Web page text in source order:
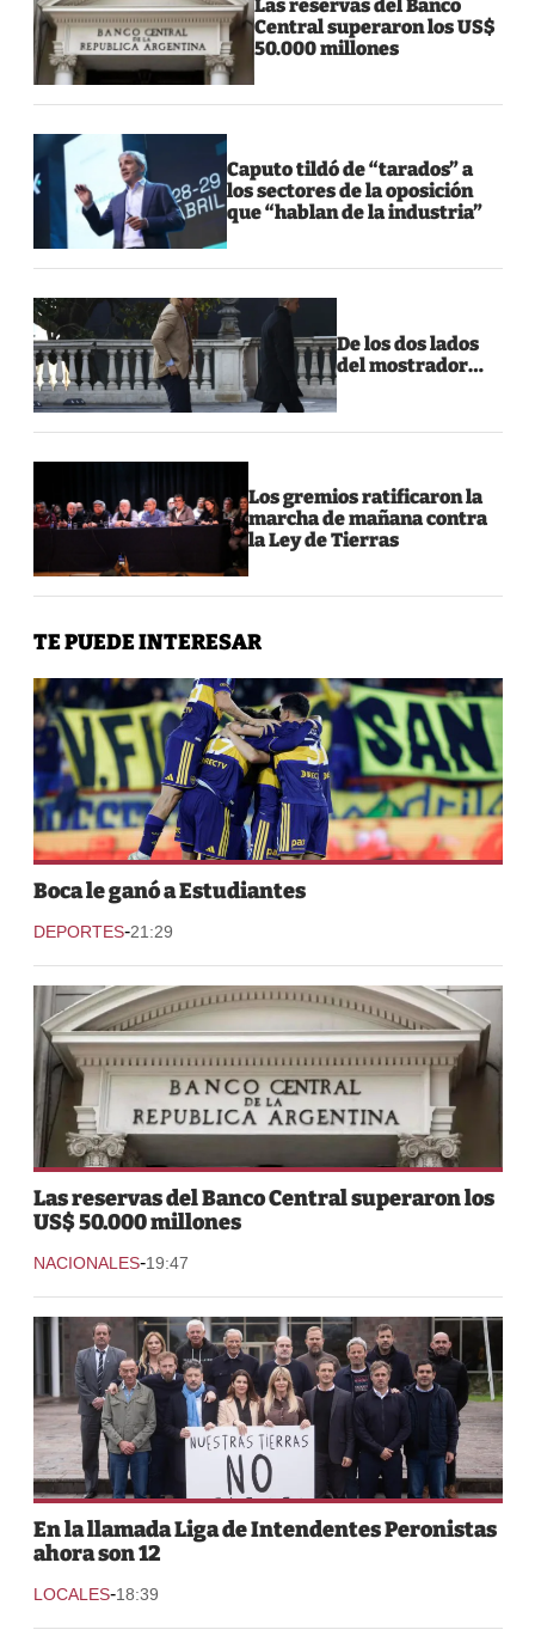
Las reservas del Banco
Central superaron los US$
50.000 millones
Caputo tildó de “tarados” a
los sectores de la oposición
que “hablan de la industria”
De los dos lados
del mostrador…
Los gremios ratificaron la
marcha de mañana contra
la Ley de Tierras
TE PUEDE INTERESAR
Boca le ganó a Estudiantes
DEPORTES-21:29
Las reservas del Banco Central superaron los
US$ 50.000 millones
NACIONALES-19:47
En la llamada Liga de Intendentes Peronistas
ahora son 12
LOCALES-18:39